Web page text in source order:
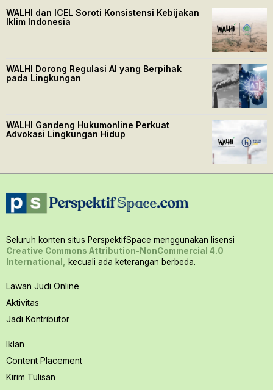
WALHI dan ICEL Soroti Konsistensi Kebijakan
Iklim Indonesia
WALHI Dorong Regulasi AI yang Berpihak
pada Lingkungan
WALHI Gandeng Hukumonline Perkuat
Advokasi Lingkungan Hidup
Seluruh konten situs PerspektifSpace menggunakan lisensi
Creative Commons Attribution-NonCommercial 4.0
International, kecuali ada keterangan berbeda.
Lawan Judi Online
Aktivitas
Jadi Kontributor
Iklan
Content Placement
Kirim Tulisan